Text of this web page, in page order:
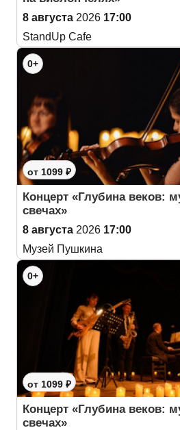
8 августа 2026 17:00
StandUp Cafe
0+
от 1099 ₽
Концерт «Глубина веков:
свечах»
8 августа 2026 17:00
Музей Пушкина
0+
от 1099 ₽
Концерт «Глубина веков:
свечах»